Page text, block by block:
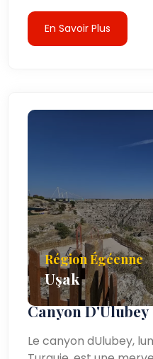
En Savoir Plus
Région Égéenne
Uşak
Canyon D'Ulubey
Le canyon dUlubey,